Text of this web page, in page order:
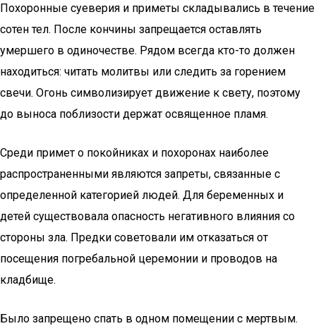
Похоронные суеверия и приметы складывались в течение
сотен тел. После кончины запрещается оставлять
умершего в одиночестве. Рядом всегда кто-то должен
находиться: читать молитвы или следить за горением
свечи. Огонь символизирует движение к свету, поэтому
до выноса поблизости держат освященное пламя.
Среди примет о покойниках и похоронах наиболее
распространенными являются запреты, связанные с
определенной категорией людей. Для беременных и
детей существовала опасность негативного влияния со
стороны зла. Предки советовали им отказаться от
посещения погребальной церемонии и проводов на
кладбище.
Было запрещено спать в одном помещении с мертвым.